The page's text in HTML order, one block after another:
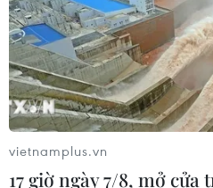
05/08/2026 03:25
Cảnh báo lừa đảo mùa tựu
Cẩn trọng với thủ đoạn giả
vietnamplus.vn
17 giờ ngày 7/8, mở